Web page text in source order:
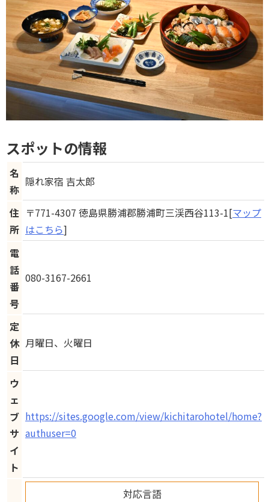
スポットの情報
名
称
隠れ家宿 吉太郎
住
所
〒771-4307 徳島県勝浦郡勝浦町三渓西谷113-1[マップ
はこちら]
電
話
番
号
080-3167-2661
定
休
日
月曜日、火曜日
ウ
ェ
ブ
サ
イ
ト
https://sites.google.com/view/kichitarohotel/home?
authuser=0
対応言語